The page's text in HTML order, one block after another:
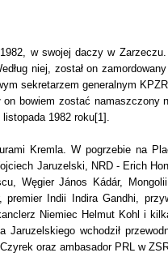
1982, w swojej daczy w
niej, został on
sekretarzem generalnym
on bowiem zostać
1982 roku[1].
Kremla. W pogrzebie na
Jaruzelski, NRD - Erich
Węgier János Kádár,
premier Indii Indira Gandhi,
Niemiec Helmut Kohl i
Jaruzelskiego wchodził
oraz ambasador PRL w